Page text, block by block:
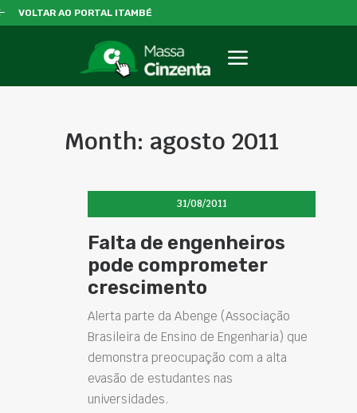
VOLTAR AO PORTAL ITAMBÉ
Month: agosto 2011
31/08/2011
Falta de engenheiros
pode comprometer
crescimento
Alerta parte da Abenge (Associação
Brasileira de Ensino de Engenharia) que
demonstra preocupação com a alta
evasão de estudantes nas
universidades.